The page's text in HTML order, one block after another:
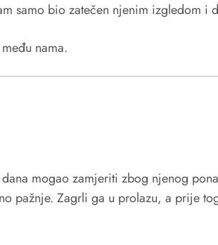
samo bio zatečen njenim izgledom i
nama.
mogao zamjeriti zbog njenog
pažnje. Zagrli ga u prolazu, a prije